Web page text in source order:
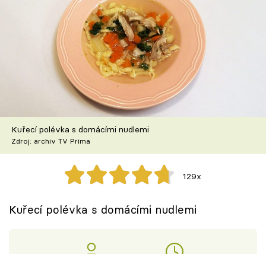
Články
TV Program
Škola vaření
Recepty z TV
Speciál: Cuketa
Těhotnej kuchař
Sledujte prima+
Kuřecí polévka s domácími nudlemi
Zdroj: archiv TV Prima
129x
Kuřecí polévka s domácími nudlemi